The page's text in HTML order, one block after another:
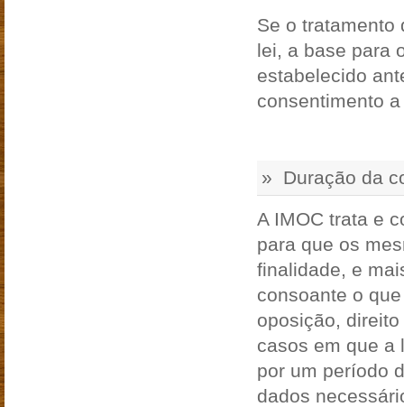
Se o tratamento
lei, a base para
estabelecido
consentimento
» Duração da
A IMOC trata e
para que os
finalidade, e
consoante o
oposição,
casos em que a
por um período
dados